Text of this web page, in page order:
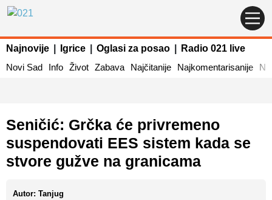
Najnovije Igrice Oglasi za posao
Radio 021 live
Novi Sad
Info Život Zabava Najčitanije Najkomentarisanije
Seničić: Grčka će privremeno
suspendovati EES sistem kada se
stvore gužve na granicama
Autor: Tanjug